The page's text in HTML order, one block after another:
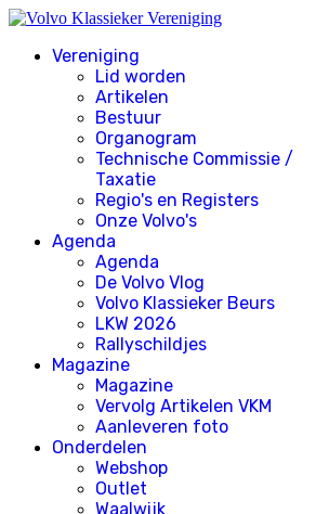
Vereniging
Lid worden
Artikelen
Bestuur
Organogram
Technische Commissie /
Taxatie
Regio's en Registers
Onze Volvo's
Agenda
Agenda
De Volvo Vlog
Volvo Klassieker Beurs
LKW 2026
Rallyschildjes
Magazine
Magazine
Vervolg Artikelen VKM
Aanleveren foto
Onderdelen
Webshop
Outlet
Waalwijk